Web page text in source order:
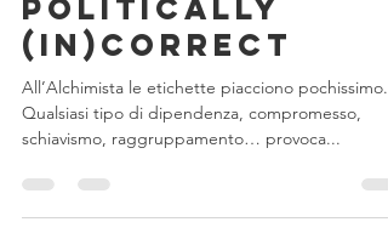
L’Alchimia e il
politically
(in)correct
All’Alchimista le etichette piacciono pochissimo.
schiavismo, raggruppamento… provoca...